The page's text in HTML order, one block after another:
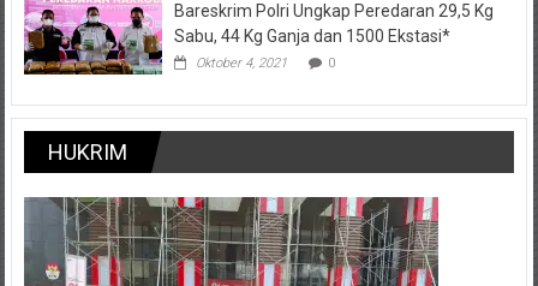
Bareskrim Polri Ungkap Peredaran 29,5 Kg
Sabu, 44 Kg Ganja dan 1500 Ekstasi*
Oktober 4, 2021 0
HUKRIM